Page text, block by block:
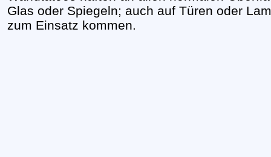
Glas oder Spiegeln; auch auf Türen oder
zum Einsatz kommen.